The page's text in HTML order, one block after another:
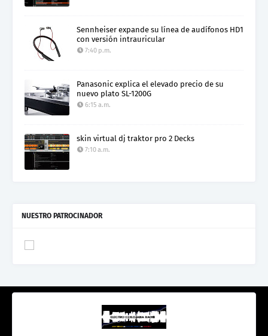
Sennheiser expande su línea de audífonos HD1
con versión intrauricular
7:40 p.m.
Panasonic explica el elevado precio de su
nuevo plato SL-1200G
6:15 a.m.
skin virtual dj traktor pro 2 Decks
7:10 a.m.
NUESTRO PATROCINADOR